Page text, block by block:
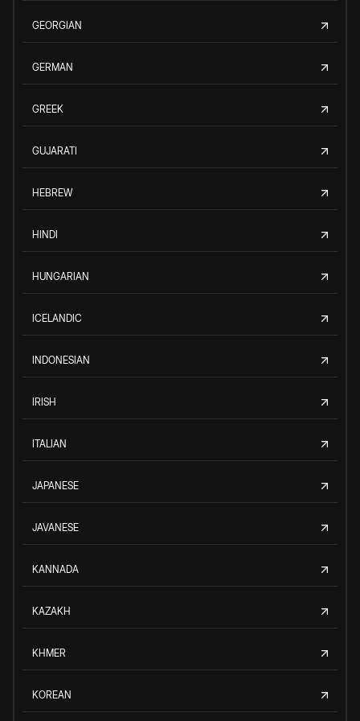
GEORGIAN
GERMAN
GREEK
GUJARATI
HEBREW
HINDI
HUNGARIAN
ICELANDIC
INDONESIAN
IRISH
ITALIAN
JAPANESE
JAVANESE
KANNADA
KAZAKH
KHMER
KOREAN